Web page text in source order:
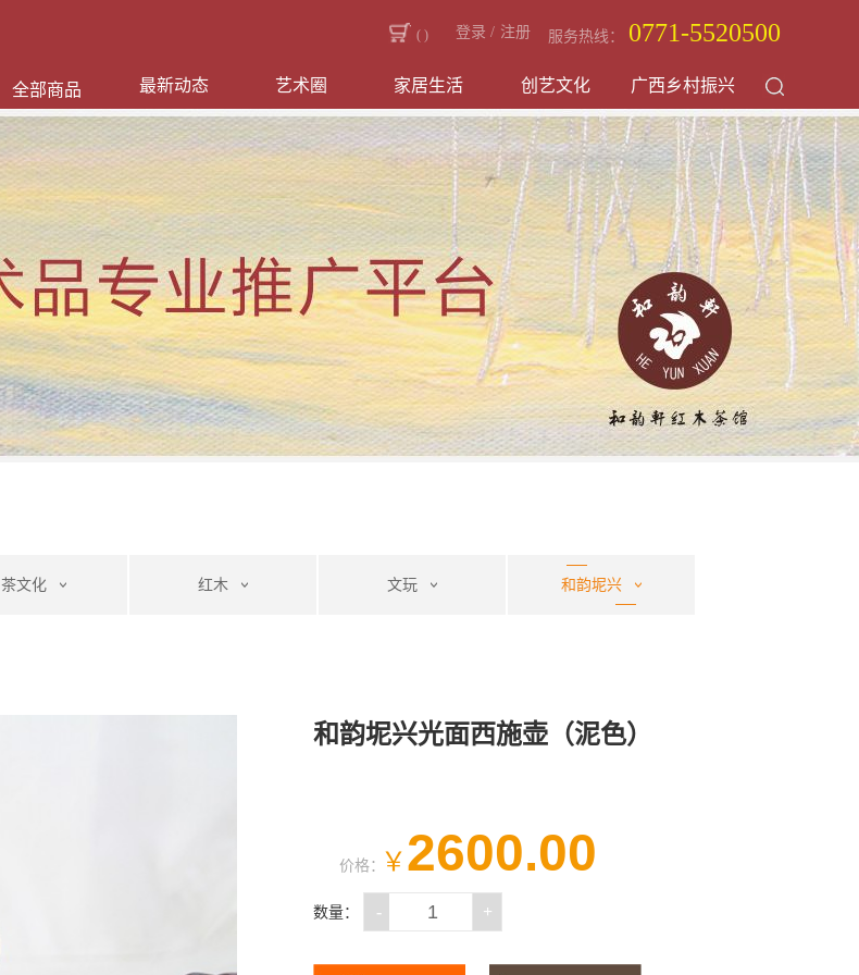
服务热线： 0771-5520500
登录 / 注册
( )
全部商品 最新动态 艺术圈 家居生活 创艺文化 广西乡村振兴
茶文化 红木 文玩 和韵坭兴
和韵坭兴光面西施壶（泥色）
价格：￥2600.00
数量： - +